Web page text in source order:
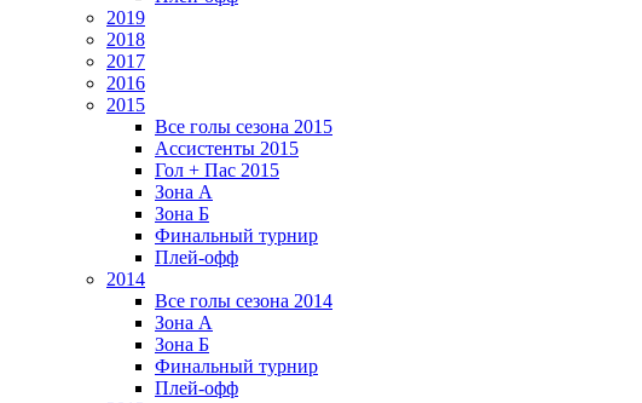
2019
2018
2017
2016
2015
Все голы сезона 2015
Ассистенты 2015
Гол + Пас 2015
Зона А
Зона Б
Финальный турнир
Плей-офф
2014
Все голы сезона 2014
Зона А
Зона Б
Финальный турнир
Плей-офф